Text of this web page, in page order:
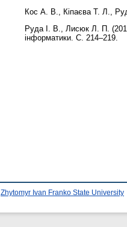
Кос А. В.
Кіпаєва Т. Л.
Руда І. В.
Лисюк Л. П.
інформатики. С. 214–219.
Zhytomyr Ivan Franko State University